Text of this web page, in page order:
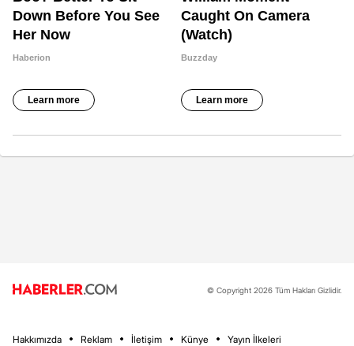
© Copyright 2026 Tüm Hakları Gizlidir.
Hakkımızda Reklam İletişim Künye Yayın İlkeleri